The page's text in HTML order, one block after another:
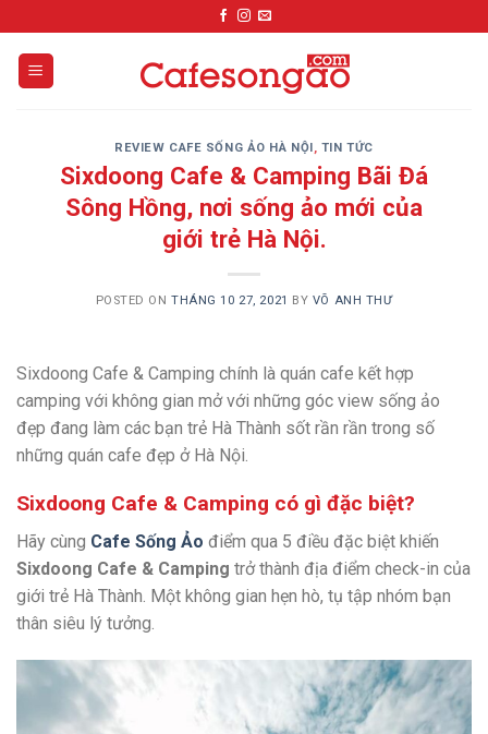
to
content
REVIEW CAFE SỐNG ẢO HÀ NỘI, TIN TỨC
Sixdoong Cafe & Camping Bãi Đá
Sông Hồng, nơi sống ảo mới của
giới trẻ Hà Nội.
POSTED ONTHÁNG 10 27, 2021 BY VÕ ANH THƯ
Sixdoong Cafe & Camping chính là quán cafe kết hợp
camping với không gian mở với những góc view sống ảo
đẹp đang làm các bạn trẻ Hà Thành sốt rần rần trong số
những quán cafe đẹp ở Hà Nội.
Sixdoong Cafe & Camping có gì đặc biệt?
Hãy cùng Cafe Sống Ảo điểm qua 5 điều đặc biệt khiến
Sixdoong Cafe & Camping trở thành địa điểm check-in của
giới trẻ Hà Thành. Một không gian hẹn hò, tụ tập nhóm bạn
thân siêu lý tưởng.